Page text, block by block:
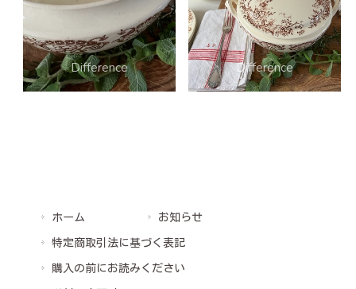
ホーム
お知らせ
特定商取引法に基づく表記
購入の前にお読みください